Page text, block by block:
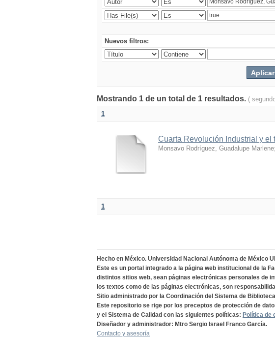
Nuevos filtros:
Mostrando 1 de un total de 1 resultados. (
1
Cuarta Revolución Industrial y el
Monsavo Rodríguez, Guadalupe Marlene;
1
Hecho en México. Universidad Nacional Autónoma de México
Este es un portal integrado a la página web institucional de la
distintos sitios web, sean páginas electrónicas personales de
los textos como de las páginas electrónicas, son
Sitio administrado por la Coordinación del Sistema de
Este repositorio se rige por los preceptos de protección de
y el Sistema de Calidad con las siguientes políticas: Política de
Diseñador y administrador: Mtro Sergio Israel Franco García.
Contacto y asesoría